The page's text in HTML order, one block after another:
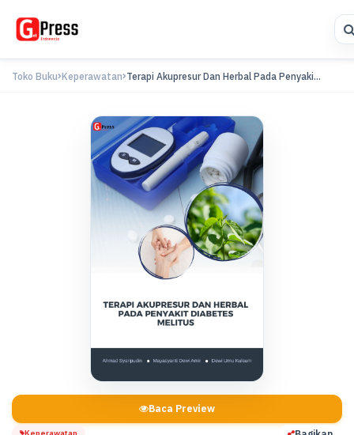
Toko Buku Keperawatan Terapi Akupresur Dan Herbal Pada Penyaki...
Baca Preview
Keperawatan